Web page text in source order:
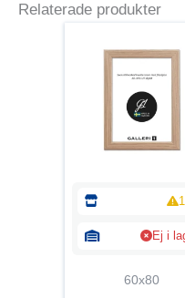
Relaterade produkter
Ej i
60x80